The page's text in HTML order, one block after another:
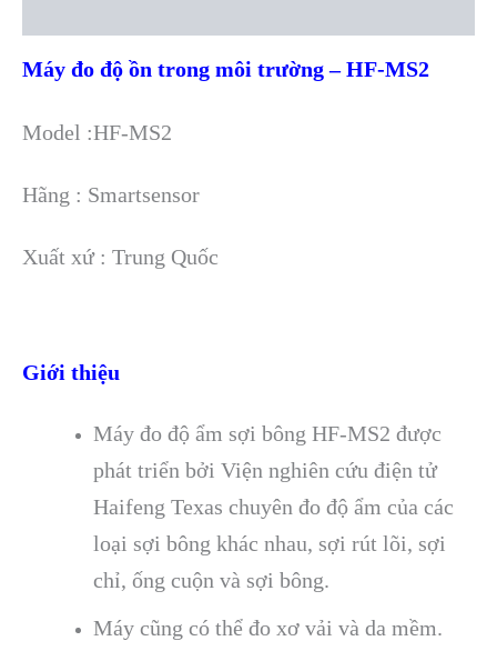
Máy đo độ ồn trong môi trường – HF-MS2
Model :HF-MS2
Hãng : Smartsensor
Xuất xứ : Trung Quốc
Giới thiệu
Máy đo độ ẩm sợi bông HF-MS2 được
phát triển bởi Viện nghiên cứu điện tử
Haifeng Texas chuyên đo độ ẩm của các
loại sợi bông khác nhau, sợi rút lõi, sợi
chỉ, ống cuộn và sợi bông.
Máy cũng có thể đo xơ vải và da mềm.